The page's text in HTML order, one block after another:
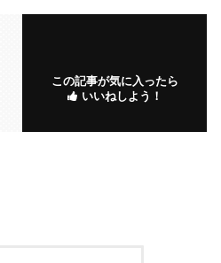
この記事が気に入ったら
いいねしよう！